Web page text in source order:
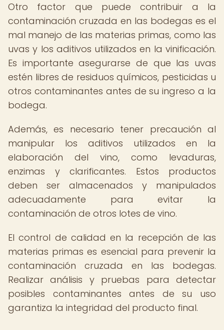
Otro factor que puede contribuir a la
contaminación cruzada en las bodegas es el
mal manejo de las materias primas, como las
uvas y los aditivos utilizados en la vinificación.
Es importante asegurarse de que las uvas
estén libres de residuos químicos, pesticidas u
otros contaminantes antes de su ingreso a la
bodega.
Además, es necesario tener precaución al
manipular los aditivos utilizados en la
elaboración del vino, como levaduras,
enzimas y clarificantes. Estos productos
deben ser almacenados y manipulados
adecuadamente para evitar la
contaminación de otros lotes de vino.
El control de calidad en la recepción de las
materias primas es esencial para prevenir la
contaminación cruzada en las bodegas.
Realizar análisis y pruebas para detectar
posibles contaminantes antes de su uso
garantiza la integridad del producto final.